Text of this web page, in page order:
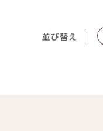
並び替え